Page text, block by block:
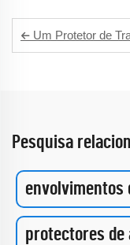
Um Protetor de Travesseiro Respirável: Sua Passagem para um Sono
Pesquisa
envolvimentos
protectores de